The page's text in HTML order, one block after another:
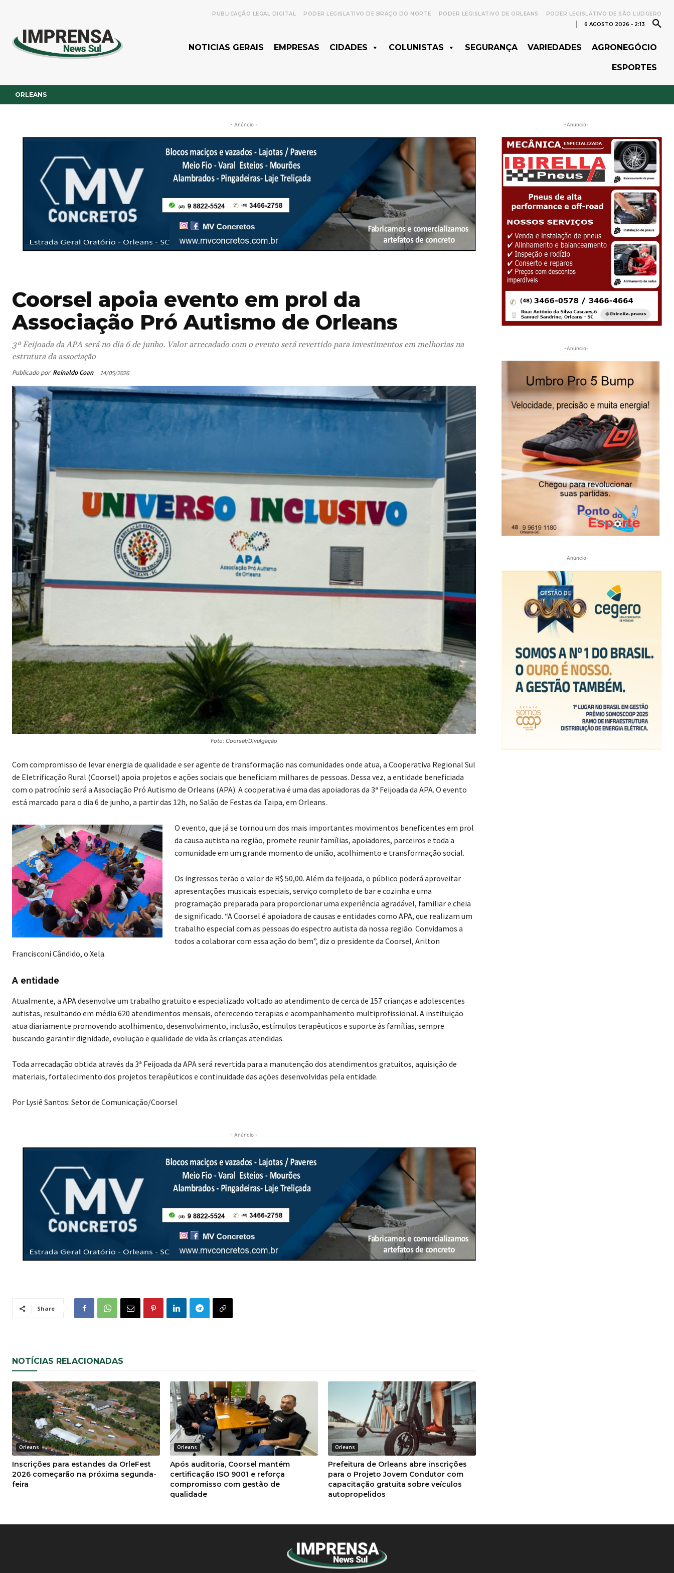
PUBLICAÇÃO LEGAL DIGITAL PODER LEGISLATIVO DE BRAÇO DO NORTE PODER LEGISLATIVO DE ORLEANS
PODER LEGISLATIVO DE SÃO LUDGERO
6 AGOSTO 2026 - 2:13
NOTICIAS GERAIS EMPRESAS CIDADES COLUNISTAS SEGURANÇA VARIEDADES AGRONEGÓCIO
ESPORTES
ORLEANS
- Anúncio -
Coorsel apoia evento em prol da
Associação Pró Autismo de Orleans
3ª Feijoada da APA será no dia 6 de junho. Valor arrecadado com o evento será revertido para investimentos em melhorias na
estrutura da associação
Publicado por Reinaldo Coan 14/05/2026
Foto: Coorsel/Divulgação
Com compromisso de levar energia de qualidade e ser agente de transformação nas comunidades onde atua, a Cooperativa Regional Sul
de Eletrificação Rural (Coorsel) apoia projetos e ações sociais que beneficiam milhares de pessoas. Dessa vez, a entidade beneficiada
com o patrocínio será a Associação Pró Autismo de Orleans (APA). A cooperativa é uma das apoiadoras da 3ª Feijoada da APA. O evento
está marcado para o dia 6 de junho, a partir das 12h, no Salão de Festas da Taipa, em Orleans.
O evento, que já se tornou um dos mais importantes movimentos beneficentes em prol
da causa autista na região, promete reunir famílias, apoiadores, parceiros e toda a
comunidade em um grande momento de união, acolhimento e transformação social.
Os ingressos terão o valor de R$ 50,00. Além da feijoada, o público poderá aproveitar
apresentações musicais especiais, serviço completo de bar e cozinha e uma
programação preparada para proporcionar uma experiência agradável, familiar e cheia
de significado. “A Coorsel é apoiadora de causas e entidades como APA, que realizam um
trabalho especial com as pessoas do espectro autista da nossa região. Convidamos a
todos a colaborar com essa ação do bem”, diz o presidente da Coorsel, Arilton
Francisconi Cândido, o Xela.
A entidade
Atualmente, a APA desenvolve um trabalho gratuito e especializado voltado ao atendimento de cerca de 157 crianças e adolescentes
autistas, resultando em média 620 atendimentos mensais, oferecendo terapias e acompanhamento multiprofissional. A instituição
atua diariamente promovendo acolhimento, desenvolvimento, inclusão, estímulos terapêuticos e suporte às famílias, sempre
buscando garantir dignidade, evolução e qualidade de vida às crianças atendidas.
Toda arrecadação obtida através da 3ª Feijoada da APA será revertida para a manutenção dos atendimentos gratuitos, aquisição de
materiais, fortalecimento dos projetos terapêuticos e continuidade das ações desenvolvidas pela entidade.
Por Lysiê Santos: Setor de Comunicação/Coorsel
- Anúncio -
Share
NOTÍCIAS RELACIONADAS
Orleans
Inscrições para estandes da OrleFest
2026 começarão na próxima segunda-
feira
Orleans
Após auditoria, Coorsel mantém
certificação ISO 9001 e reforça
compromisso com gestão de
qualidade
Orleans
Prefeitura de Orleans abre inscrições
para o Projeto Jovem Condutor com
capacitação gratuita sobre veículos
autopropelidos
-Anúncio-
-Anúncio-